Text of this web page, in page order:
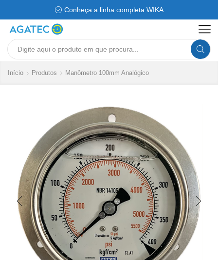
Conheça a linha completa WIKA
Search
Início Produtos Manômetro 100mm Analógico